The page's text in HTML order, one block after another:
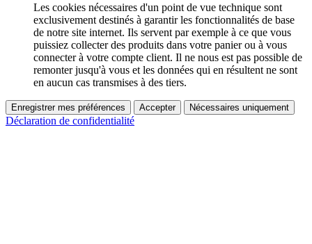
Les cookies nécessaires d'un point de vue technique sont
exclusivement destinés à garantir les fonctionnalités de base
de notre site internet. Ils servent par exemple à ce que vous
puissiez collecter des produits dans votre panier ou à vous
connecter à votre compte client. Il ne nous est pas possible de
remonter jusqu'à vous et les données qui en résultent ne sont
en aucun cas transmises à des tiers.
Enregistrer mes préférences Accepter Nécessaires uniquement
Déclaration de confidentialité